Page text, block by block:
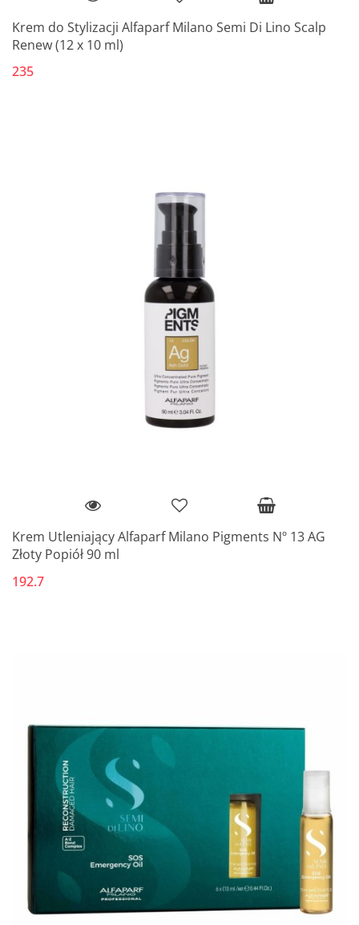
Krem do Stylizacji Alfaparf Milano Semi Di Lino Scalp
Renew (12 x 10 ml)
235
Krem Utleniający Alfaparf Milano Pigments Nº 13 AG
Złoty Popiół 90 ml
192.7